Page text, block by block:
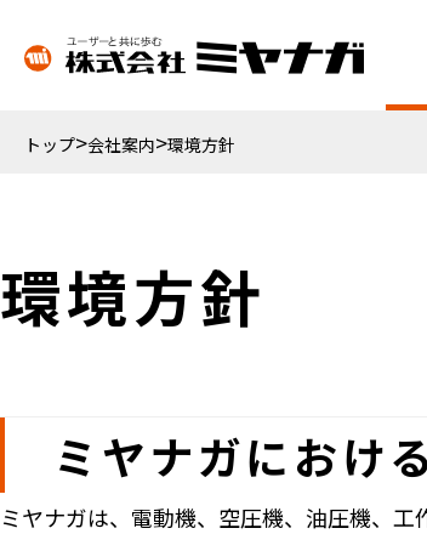
トップ 会社案内 環境方針
環境方針
ミヤナガにおけ
ミヤナガは、電動機、空圧機、油圧機、